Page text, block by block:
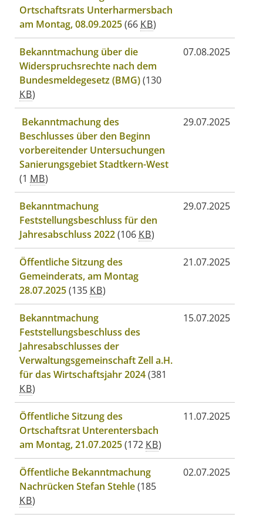
Ortschaftsrats Unterharmersbach
am Montag, 08.09.2025(66KB)
Bekanntmachung über die
Widerspruchsrechte nach dem
Bundesmeldegesetz (BMG)(130
KB)
07.08.2025
Bekanntmachung des
Beschlusses über den Beginn
vorbereitender Untersuchungen
Sanierungsgebiet Stadtkern-West
(1 MB)
29.07.2025
Bekanntmachung
Feststellungsbeschluss für den
Jahresabschluss 2022(106KB)
29.07.2025
Öffentliche Sitzung des
Gemeinderats, am Montag
28.07.2025(135KB)
21.07.2025
Bekanntmachung
Feststellungsbeschluss des
Jahresabschlusses der
Verwaltungsgemeinschaft Zell a.H.
für das Wirtschaftsjahr 2024(381
KB)
15.07.2025
Öffentliche Sitzung des
Ortschaftsrat Unterentersbach
am Montag, 21.07.2025(172KB)
11.07.2025
Öffentliche Bekanntmachung
Nachrücken Stefan Stehle(185
KB)
02.07.2025